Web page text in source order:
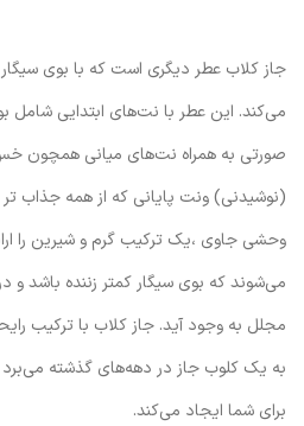
جاز کلاب عطر دیگری است که با بوی سیگار
می‌کند. این عطر با نت‌های ابتدایی شامل
صورتی به همراه نت‌های میانی همچون خس
(نوشیدنی) ونت پایانی که از همه جذاب تر
وحشی جاوی ،یک ترکیب گرم و شیرین را
می‌شوند که بوی سیگار کمتر زننده باشد
مجلل به وجود آید. جاز کلاب با ترکیب
به یک کلوب جاز در دهه‌های گذشته
برای شما ایجاد می‌کند.